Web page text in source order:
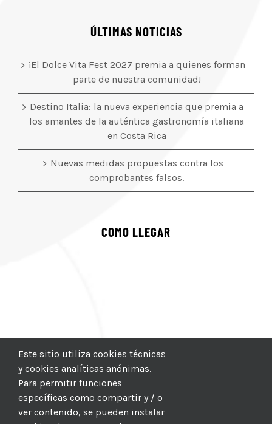
ÚLTIMAS NOTICIAS
¡El Dolce Vita Fest 2027 premia a quienes forman
parte de nuestra comunidad!
Destino Italia: la nueva experiencia que premia a
los amantes de la auténtica gastronomía italiana
en Costa Rica
Nuevas medidas propuestas contra los
comprobantes falsos.
COMO LLEGAR
Este sitio utiliza cookies técnicas
y cookies analíticas anónimas.
Para permitir funciones
específicas como compartir y / o
ver contenido, se pueden instalar